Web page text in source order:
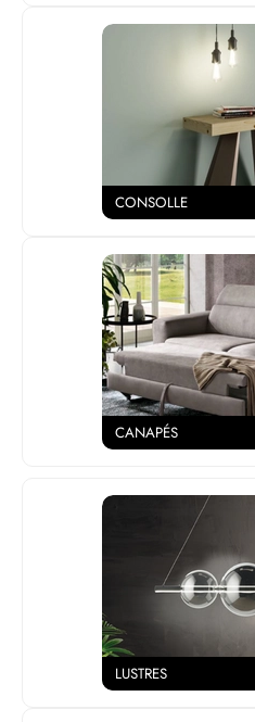
CONSOLLE
CANAPÉS
LUSTRES